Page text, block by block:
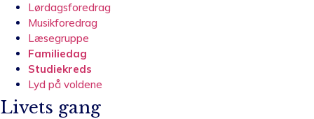
Lørdagsforedrag
Musikforedrag
Læsegruppe
Familiedag
Studiekreds
Lyd på voldene
Livets gang